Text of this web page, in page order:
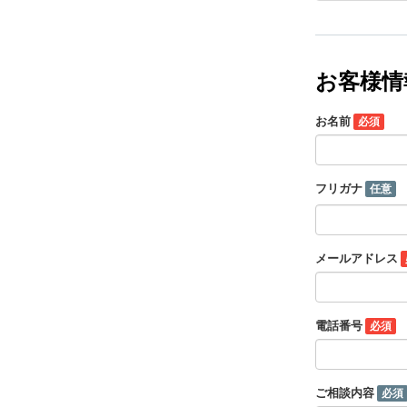
お客様
お名前 必須
フリガナ 任意
メールアドレス
電話番号 必須
ご相談内容 必須